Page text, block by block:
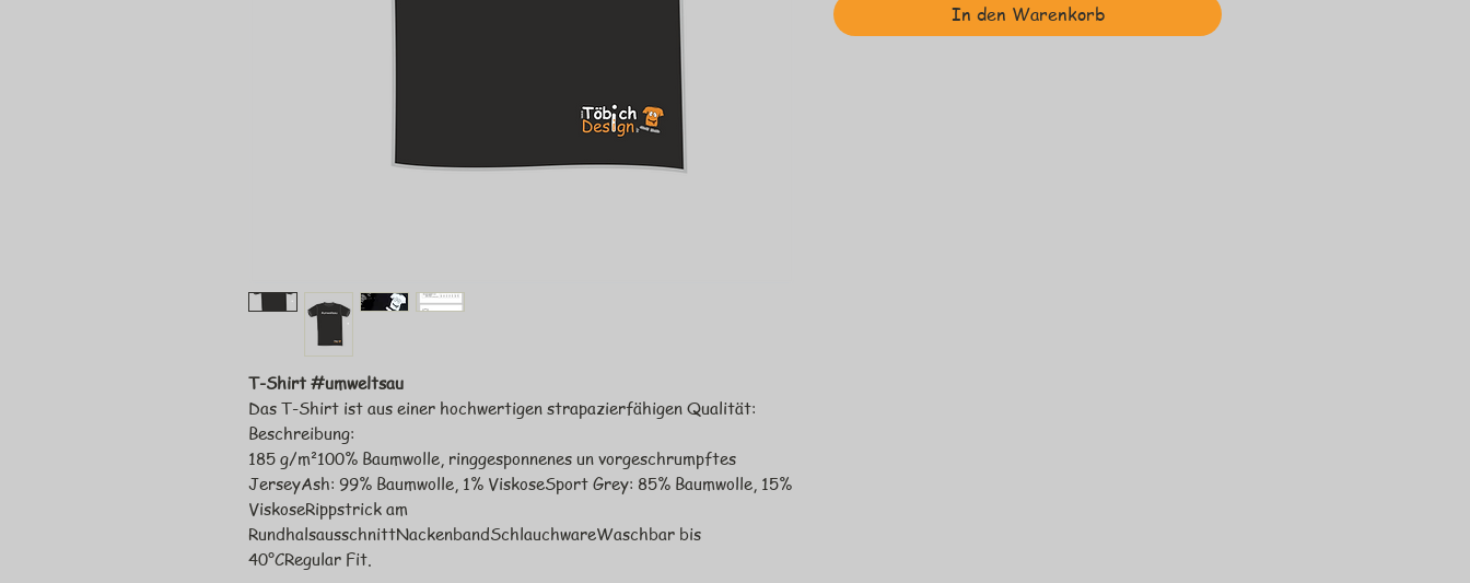
T-Shirt #umweltsau
Das T-Shirt ist aus einer hochwertigen strapazierfähigen Qualität:
Beschreibung:
185 g/m²100% Baumwolle, ringgesponnenes un vorgeschrumpftes
JerseyAsh: 99% Baumwolle, 1% ViskoseSport Grey: 85% Baumwolle, 15%
ViskoseRippstrick am
RundhalsausschnittNackenbandSchlauchwareWaschbar bis
40°CRegular Fit.
In den Warenkorb